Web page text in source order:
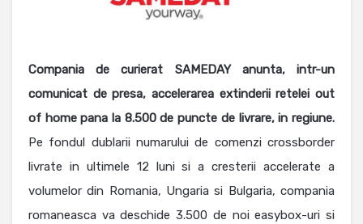
Compania de curierat SAMEDAY anunta, intr-un
comunicat de presa, accelerarea extinderii retelei out
of home pana la 8.500 de puncte de livrare, in regiune.
Pe fondul dublarii numarului de comenzi crossborder
livrate in ultimele 12 luni si a cresterii accelerate a
volumelor din Romania, Ungaria si Bulgaria, compania
romaneasca va deschide 3.500 de noi easybox-uri si